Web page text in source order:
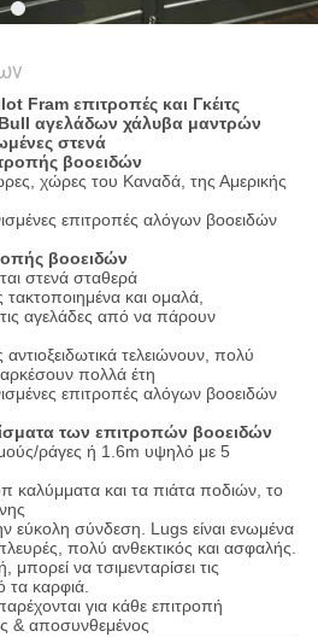
Fram επιτροπές και Γκέιτς
αγελάδων χάλυβα μαντρών
στενά
βοοειδών
χώρες του Καναδά, της Αμερικής
επιτροπές αλόγων βοοειδών
βοοειδών
στενά σταθερά
και ομαλά,
αγελάδες από να πάρουν
τελειώνουν, πολύ
πολλά έτη
επιτροπές αλόγων βοοειδών
των επιτροπών βοοειδών
ράγες ή 1.6m υψηλό με 5
καλύμματα και τα πιάτα ποδιών, το
εύκολη σύνδεση. Lugs είναι ενωμένα
πολύ ανθεκτικός και ασφαλής.
να τσιμενταρίσει τις
τα καρφιά.
για κάθε επιτροπή
& αποσυνθεμένος